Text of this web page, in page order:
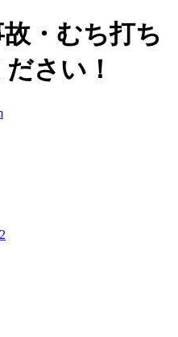
・むち打ち
さい！